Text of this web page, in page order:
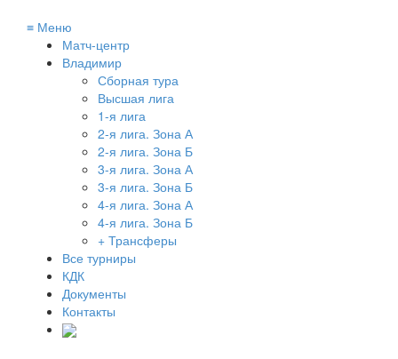
≡ Меню
Матч-центр
Владимир
Сборная тура
Высшая лига
1-я лига
2-я лига. Зона А
2-я лига. Зона Б
3-я лига. Зона А
3-я лига. Зона Б
4-я лига. Зона А
4-я лига. Зона Б
+ Трансферы
Все турниры
КДК
Документы
Контакты